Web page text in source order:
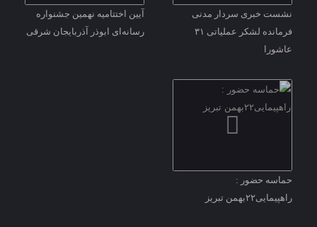
نشست خبری سردار مدنی
فرمانده لشکر عملیاتی ۳۱
عاشورا
آیین اختتامیه نهمین جشنواره
رسانه‌ای ابوذر آذربایجان شرقی
حماسه حضور :
راهپیمایی۲۲بهمن تبریز